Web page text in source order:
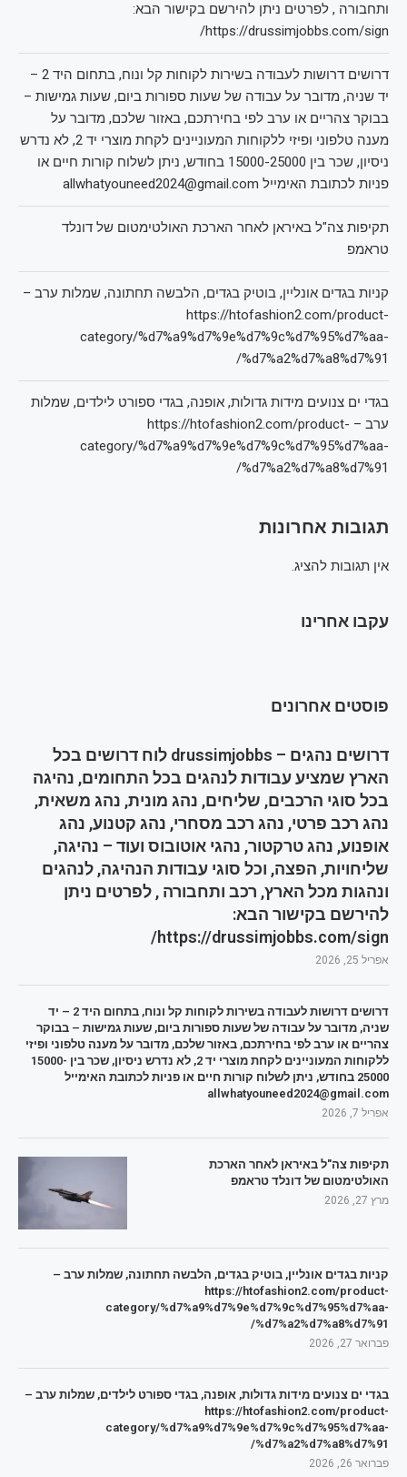
ותחבורה , לפרטים ניתן להירשם בקישור הבא:
https://drussimjobbs.com/sign/
דרושים דרושות לעבודה בשירות לקוחות קל ונוח, בתחום היד 2 –
יד שניה, מדובר על עבודה של שעות ספורות ביום, שעות גמישות –
בבוקר צהריים או ערב לפי בחירתכם, באזור שלכם, מדובר על
מענה טלפוני ופיזי ללקוחות המעוניינים לקחת מוצרי יד 2, לא נדרש
ניסיון, שכר בין 15000-25000 בחודש, ניתן לשלוח קורות חיים או
פניות לכתובת האימייל allwhatyouneed2024@gmail.com
תקיפות צה"ל באיראן לאחר הארכת האולטימטום של דונלד
טראמפ
קניות בגדים אונליין, בוטיק בגדים, הלבשה תחתונה, שמלות ערב –
https://htofashion2.com/product-
category/%d7%a9%d7%9e%d7%9c%d7%95%d7%aa-
%d7%a2%d7%a8%d7%91/
בגדי ים צנועים מידות גדולות, אופנה, בגדי ספורט לילדים, שמלות
ערב – https://htofashion2.com/product-
category/%d7%a9%d7%9e%d7%9c%d7%95%d7%aa-
%d7%a2%d7%a8%d7%91/
תגובות אחרונות
אין תגובות להציג.
עקבו אחרינו
פוסטים אחרונים
דרושים נהגים – drussimjobbs לוח דרושים בכל
הארץ שמציע עבודות לנהגים בכל התחומים, נהיגה
בכל סוגי הרכבים, שליחים, נהג מונית, נהג משאית,
נהג רכב פרטי, נהג רכב מסחרי, נהג קטנוע, נהג
אופנוע, נהג טרקטור, נהגי אוטובוס ועוד – נהיגה,
שליחויות, הפצה, וכל סוגי עבודות הנהיגה, לנהגים
ונהגות מכל הארץ, רכב ותחבורה , לפרטים ניתן
להירשם בקישור הבא:
https://drussimjobbs.com/sign/
אפריל 25, 2026
דרושים דרושות לעבודה בשירות לקוחות קל ונוח, בתחום היד 2 – יד
שניה, מדובר על עבודה של שעות ספורות ביום, שעות גמישות – בבוקר
צהריים או ערב לפי בחירתכם, באזור שלכם, מדובר על מענה טלפוני ופיזי
ללקוחות המעוניינים לקחת מוצרי יד 2, לא נדרש ניסיון, שכר בין 15000-
25000 בחודש, ניתן לשלוח קורות חיים או פניות לכתובת האימייל
allwhatyouneed2024@gmail.com
אפריל 7, 2026
תקיפות צה"ל באיראן לאחר הארכת
האולטימטום של דונלד טראמפ
מרץ 27, 2026
קניות בגדים אונליין, בוטיק בגדים, הלבשה תחתונה, שמלות ערב –
https://htofashion2.com/product-
category/%d7%a9%d7%9e%d7%9c%d7%95%d7%aa-
%d7%a2%d7%a8%d7%91/
פברואר 27, 2026
בגדי ים צנועים מידות גדולות, אופנה, בגדי ספורט לילדים, שמלות ערב –
https://htofashion2.com/product-
category/%d7%a9%d7%9e%d7%9c%d7%95%d7%aa-
%d7%a2%d7%a8%d7%91/
פברואר 26, 2026